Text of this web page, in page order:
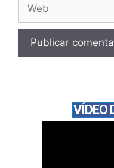
VÍDEO